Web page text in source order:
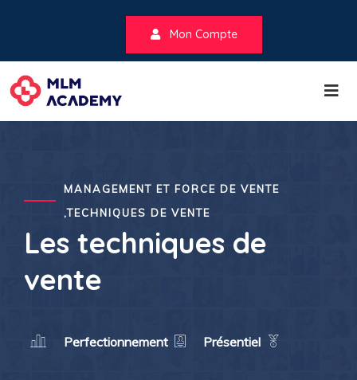
Mon Compte
MANAGEMENT ET FORCE DE VENTE
,TECHNIQUES DE VENTE
Les techniques de
vente
Perfectionnement Présentiel